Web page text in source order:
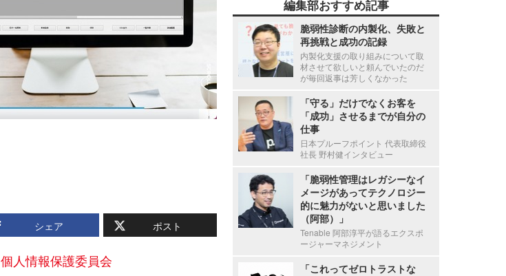
シェア ポスト
個人情報保護委員会
編集部おすすめ記事
脆弱性診断の内製化、失敗と
再挑戦と成功の記録
内製化支援の取り組みについて取
材させて欲しいと頼んでいたのだ
が毎回返事は芳しくなかった
「守る」だけでなくお客を
「成功」させるまでが自分の
仕事
日本プルーフポイント 代表取締役
社長 野村健インタビュー
「脆弱性管理はレガシーなイ
メージがあってテクノロジー
的に魅力がないと思いました
（阿部）」
Tenable 阿部淳平が語るエクスポ
ージャーマネジメント
「これってゼロトラストな